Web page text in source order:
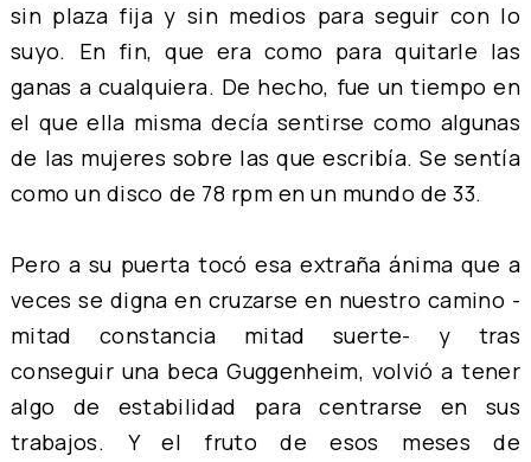
sin plaza fija y sin medios para seguir con lo
suyo. En fin, que era como para quitarle las
ganas a cualquiera. De hecho, fue un tiempo en
el que ella misma decía sentirse como algunas
de las mujeres sobre las que escribía. Se sentía
como un disco de 78 rpm en un mundo de 33.
Pero a su puerta tocó esa extraña ánima que a
veces se digna en cruzarse en nuestro camino -
mitad constancia mitad suerte- y tras
conseguir una beca Guggenheim, volvió a tener
algo de estabilidad para centrarse en sus
trabajos. Y el fruto de esos meses de